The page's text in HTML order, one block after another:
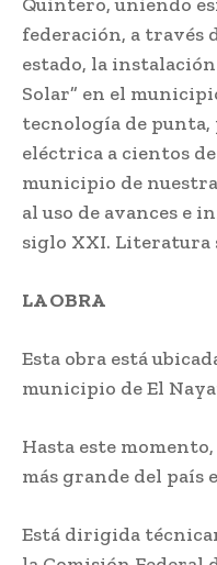
federación, a través
estado, la
Solar” en el
tecnología de
eléctrica a cientos
municipio de
al uso de avances e
siglo XXI. Literatura
LA OBRA
Esta obra está
municipio de El
Hasta este
más grande del país
Está dirigida